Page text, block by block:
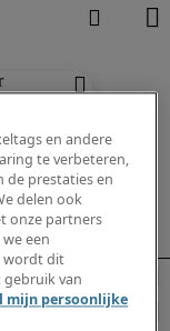
en andere
te verbeteren,
de prestaties en
delen ook
onze partners
een
wordt dit
van
mijn persoonlijke